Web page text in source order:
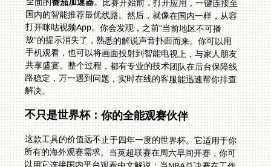
。比赛开始前，打开应用，一键连接至
国内的智能推荐最优线路。然后，就像在国内一样，从容
打开咪咕视频App。你会发现，之前“当前地区不可播
放”的提示消失了，熟悉的解说声音扑面而来。你可以用
手机观看，也可以将画面投射到智能电视上，与家人朋友
共享盛宴。整个过程，都有专业的技术团队在后台保障线
路稳定，万一遇到问题，实时在线的客服能迅速帮你排查
解决。
不只是世界杯：你的全能观赛伙伴
这款工具的价值远不止于四年一度的世界杯。它适用于你
所有的海外观赛需求。当英超联赛在周六早间开赛，你可
以用它连接国内平台观看中文解说；当NBA总决赛在工作
日午间打响，你可以用它确保电脑端直播流畅不卡顿。它
解决了从“在加拿大看咪咕视频NBA直播”到“在澳洲用央视
频看冬奥会”的全场景需求，成为你海外数字生活中不可